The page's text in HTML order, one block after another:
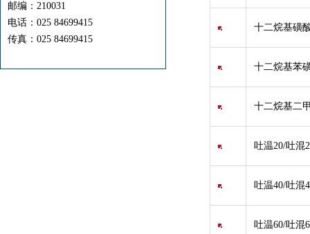
邮编：210031
电话：025 84699415
传真：025 84699415
十二烷基磺
十二烷基苯
十二烷基二
吐温20/吐混
吐温40/吐混
吐温60/吐混